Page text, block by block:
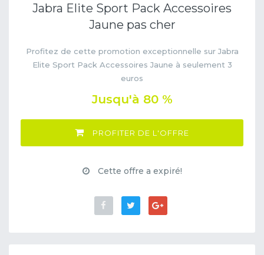
Jabra Elite Sport Pack Accessoires
Jaune pas cher
Profitez de cette promotion exceptionnelle sur Jabra
Elite Sport Pack Accessoires Jaune à seulement 3
euros
Jusqu'à 80 %
PROFITER DE L'OFFRE
Cette offre a expiré!